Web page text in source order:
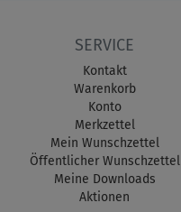
SERVICE
Kontakt
Warenkorb
Konto
Merkzettel
Mein Wunschzettel
Öffentlicher Wunschzettel
Meine Downloads
Aktionen